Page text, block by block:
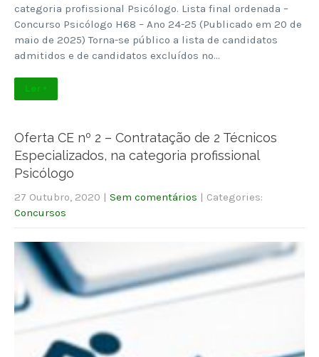
categoria profissional Psicólogo. Lista final ordenada –
Concurso Psicólogo H68 – Ano 24-25 (Publicado em 20 de
maio de 2025) Torna-se público a lista de candidatos
admitidos e de candidatos excluídos no…
Ler +
Oferta CE nº 2 – Contratação de 2 Técnicos
Especializados, na categoria profissional
Psicólogo
27 Outubro, 2020 | Sem comentários | Categories:
Concursos